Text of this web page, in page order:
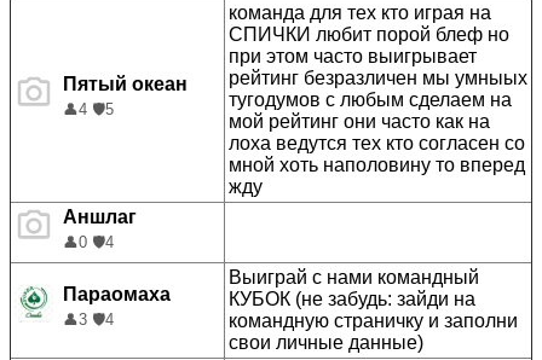
Пятый океан
👤4 🛡️5
команда для тех кто играя на
СПИЧКИ любит порой блеф но
при этом часто выигрывает
рейтинг безразличен мы умныых
тугодумов с любым сделаем на
мой рейтинг они часто как на
лоха ведутся тех кто согласен со
мной хоть наполовину то вперед
жду
Аншлаг
👤0 🛡️4
Параомаха
👤3 🛡️4
Выиграй с нами командный
КУБОК (не забудь: зайди на
командную страничку и заполни
свои личные данные)